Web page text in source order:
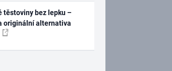
těstoviny bez lepku –
originální alternativa